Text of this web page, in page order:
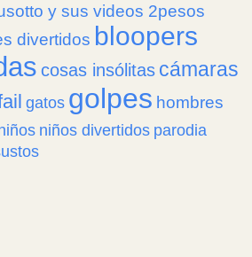
y sus videos 2pesos
divertidos bloopers
cosas insólitas cámaras
gatos golpes hombres
niños divertidos parodia